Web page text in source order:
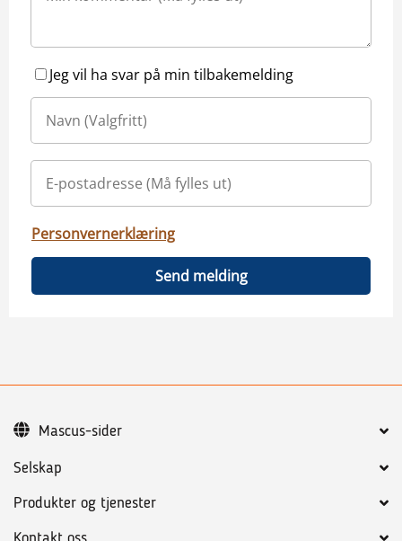
Jeg vil ha svar på min tilbakemelding
Personvernerklæring
Send melding
Selskap
Produkter og tjenester
Mascus-sider